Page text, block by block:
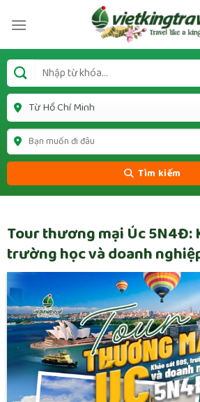
Tìm kiếm
Tour thương mại Úc 5N4Đ:
trường học và doanh